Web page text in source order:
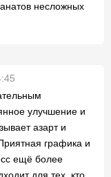
несложных
улучшение и
азарт и
графика и
ещё более